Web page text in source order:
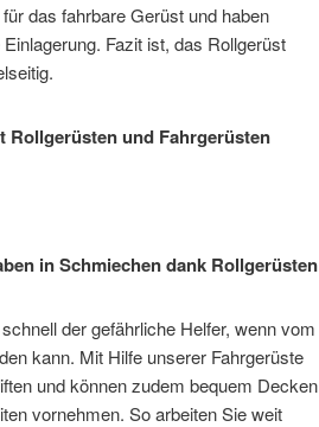
das fahrbare Gerüst und haben
Fazit ist, das Rollgerüst
Rollgerüsten und Fahrgerüsten
in Schmiechen dank Rollgerüsten
der gefährliche Helfer, wenn vom
kann. Mit Hilfe unserer Fahrgerüste
und können zudem bequem Decken
vornehmen. So arbeiten Sie weit